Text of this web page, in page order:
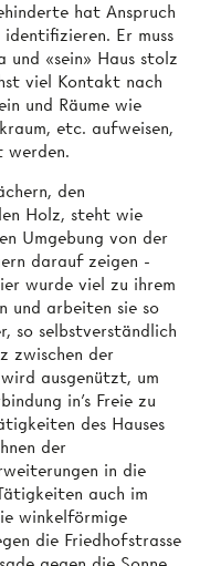
hat Anspruch
Er muss
und «sein» Haus stolz
viel Kontakt nach
und Räume wie
etc. aufweisen,
werden.
den
Holz, steht wie
Umgebung von der
darauf zeigen -
wurde viel zu ihrem
und arbeiten sie so
so selbstverständlich
zwischen der
ausgenützt, um
in’s Freie zu
des Hauses
der
in die
auch im
winkelförmige
die Friedhofstrasse